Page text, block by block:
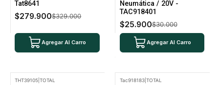
Tat8641
$279.900$329.000
Agregar Al Carro
Neumática / 20V -
TAC918401
$25.900$30.000
Agregar Al Carro
THT39105 |TOTAL Tac918183| TOTAL